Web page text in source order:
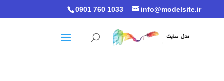
0901 760 1033 info@modelsite.ir